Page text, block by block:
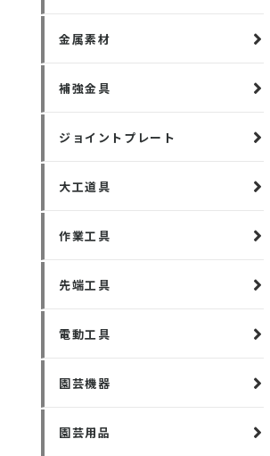
金属素材
補強金具
ジョイントプレート
大工道具
作業工具
先端工具
電動工具
園芸機器
園芸用品